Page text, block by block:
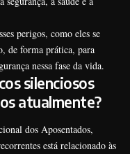
perigos, como eles se
de forma prática, para
nessa fase da vida.
silenciosos
atualmente?
dos Aposentados,
está relacionado às